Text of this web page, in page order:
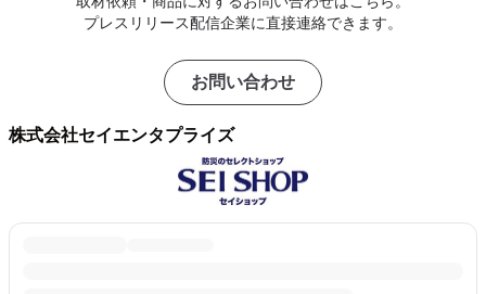
プレスリリース配信企業に直接連絡できます。
お問い合わせ
株式会社セイエンタプライズ